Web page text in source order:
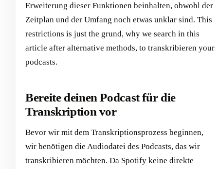
Erweiterung dieser Funktionen beinhalten, obwohl der
Zeitplan und der Umfang noch etwas unklar sind. This
restrictions is just the grund, why we search in this
article after alternative methods, to transkribieren your
podcasts.
Bereite deinen Podcast für die
Transkription vor
Bevor wir mit dem Transkriptionsprozess beginnen,
wir benötigen die Audiodatei des Podcasts, das wir
transkribieren möchten. Da Spotify keine direkte